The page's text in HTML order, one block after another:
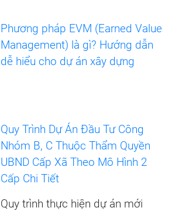
Phương pháp EVM (Earned Value
Management) là gì? Hướng dẫn
dễ hiểu cho dự án xây dựng
Quy Trình Dự Án Đầu Tư Công
Nhóm B, C Thuộc Thẩm Quyền
UBND Cấp Xã Theo Mô Hình 2
Cấp Chi Tiết
Quy trình thực hiện dự án mới